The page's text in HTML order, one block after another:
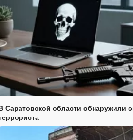
Саратовской области обнаружили